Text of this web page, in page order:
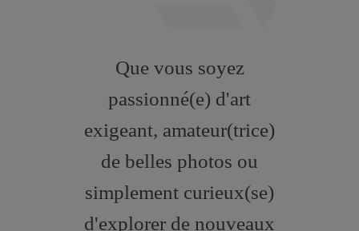
artstation
Que vous soyez
passionné(e) d'art
exigeant, amateur(trice)
de belles photos ou
simplement curieux(se)
d'explorer de nouveaux